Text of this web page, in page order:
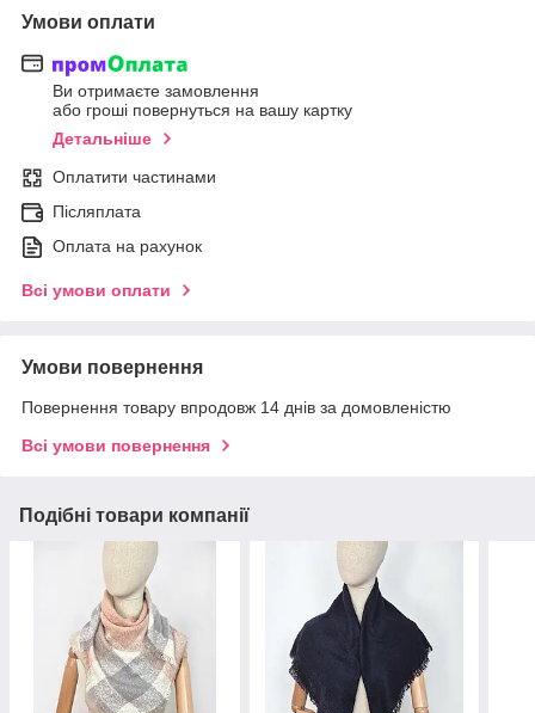
Умови оплати
Ви отримаєте замовлення
або гроші повернуться на вашу картку
Детальніше
Оплатити частинами
Післяплата
Оплата на рахунок
Всі умови оплати
Умови повернення
Повернення товару впродовж 14 днів за домовленістю
Всі умови повернення
Подібні товари компанії